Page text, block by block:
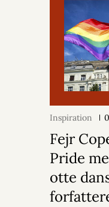
Inspiration
Fejr
Pride
otte